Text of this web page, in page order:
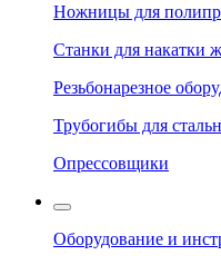
Ножницы для
Станки для накатки
Резьбонарезное
Трубогибы для
Опрессовщики
Оборудование и